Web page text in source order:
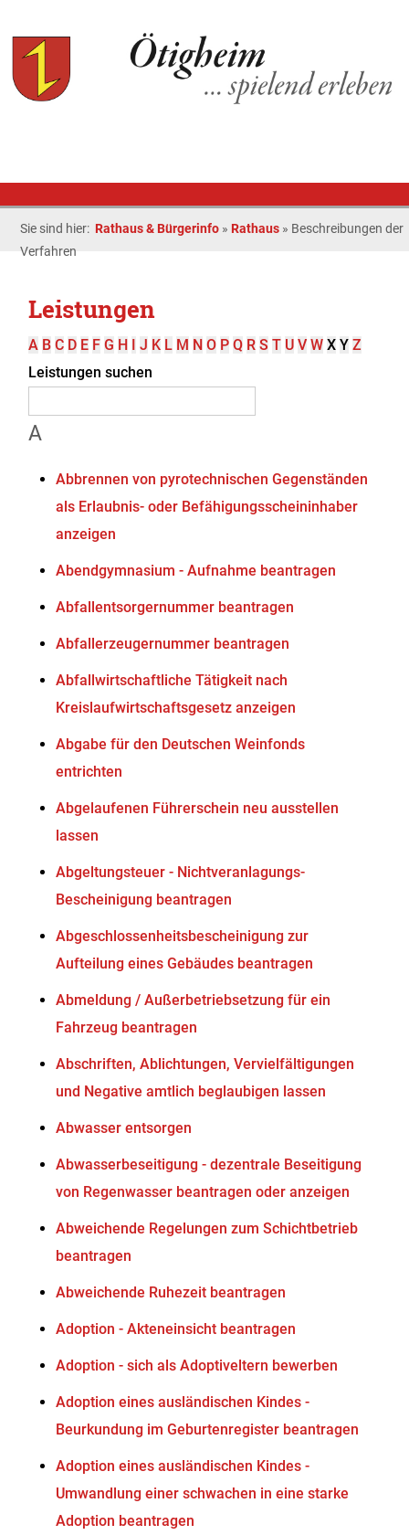
Sie sind hier: Rathaus & Bürgerinfo » Rathaus » Beschreibungen der
Verfahren
Leistungen
A B C D E F G H I J K L M N O P Q R S T U V W X Y Z
Leistungen suchen
A
Abbrennen von pyrotechnischen Gegenständen
als Erlaubnis- oder Befähigungsscheininhaber
anzeigen
Abendgymnasium - Aufnahme beantragen
Abfallentsorgernummer beantragen
Abfallerzeugernummer beantragen
Abfallwirtschaftliche Tätigkeit nach
Kreislaufwirtschaftsgesetz anzeigen
Abgabe für den Deutschen Weinfonds
entrichten
Abgelaufenen Führerschein neu ausstellen
lassen
Abgeltungsteuer - Nichtveranlagungs-
Bescheinigung beantragen
Abgeschlossenheitsbescheinigung zur
Aufteilung eines Gebäudes beantragen
Abmeldung / Außerbetriebsetzung für ein
Fahrzeug beantragen
Abschriften, Ablichtungen, Vervielfältigungen
und Negative amtlich beglaubigen lassen
Abwasser entsorgen
Abwasserbeseitigung - dezentrale Beseitigung
von Regenwasser beantragen oder anzeigen
Abweichende Regelungen zum Schichtbetrieb
beantragen
Abweichende Ruhezeit beantragen
Adoption - Akteneinsicht beantragen
Adoption - sich als Adoptiveltern bewerben
Adoption eines ausländischen Kindes -
Beurkundung im Geburtenregister beantragen
Adoption eines ausländischen Kindes -
Umwandlung einer schwachen in eine starke
Adoption beantragen